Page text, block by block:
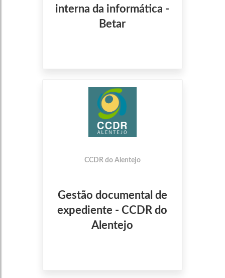
interna da informática -
Betar
CCDR do Alentejo
Gestão documental de
expediente - CCDR do
Alentejo